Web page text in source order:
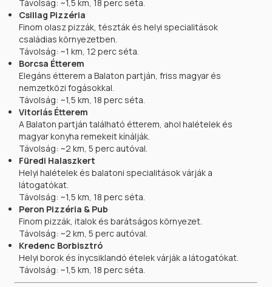
Távolság: ~1,5 km, 18 perc séta.
Csillag Pizzéria
Finom olasz pizzák, tészták és helyi specialitások
családias környezetben.
Távolság: ~1 km, 12 perc séta.
Borcsa Étterem
Elegáns étterem a Balaton partján, friss magyar és
nemzetközi fogásokkal.
Távolság: ~1,5 km, 18 perc séta.
Vitorlás Étterem
A Balaton partján található étterem, ahol halételek és
magyar konyha remekeit kínálják.
Távolság: ~2 km, 5 perc autóval.
Füredi Halaszkert
Helyi halételek és balatoni specialitások várják a
látogatókat.
Távolság: ~1,5 km, 18 perc séta.
Peron Pizzéria & Pub
Finom pizzák, italok és barátságos környezet.
Távolság: ~2 km, 5 perc autóval.
Kredenc Borbisztró
Helyi borok és ínycsiklandó ételek várják a látogatókat.
Távolság: ~1,5 km, 18 perc séta.